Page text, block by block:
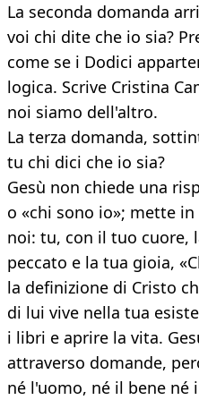
La seconda domanda
voi chi dite che io sia?
come se i Dodici
logica. Scrive Cristina
noi siamo dell'altro.
La terza domanda,
tu chi dici che io sia?
Gesù non chiede una
o «chi sono io»; mette
noi: tu, con il tuo cuore,
peccato e la tua gioia,
la definizione di Cristo
di lui vive nella tua
i libri e aprire la vita.
attraverso domande,
né l'uomo, né il bene né